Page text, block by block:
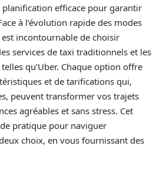
planification efficace pour garantir
à l’évolution rapide des modes
incontournable de choisir
services de taxi traditionnels et les
qu’Uber. Chaque option offre
et de tarifications qui,
peuvent transformer vos trajets
agréables et sans stress. Cet
pratique pour naviguer
choix, en vous fournissant des